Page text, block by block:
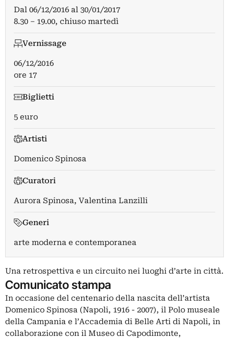
Dal 06/12/2016 al 30/01/2017
8.30 – 19.00, chiuso martedì
Vernissage
06/12/2016
ore 17
Biglietti
5 euro
Artisti
Domenico Spinosa
Curatori
Aurora Spinosa, Valentina Lanzilli
Generi
arte moderna e contemporanea
Una retrospettiva e un circuito nei luoghi d’arte in città.
Comunicato stampa
In occasione del centenario della nascita dell’artista
Domenico Spinosa (Napoli, 1916 - 2007), il Polo museale
della Campania e l’Accademia di Belle Arti di Napoli, in
collaborazione con il Museo di Capodimonte,